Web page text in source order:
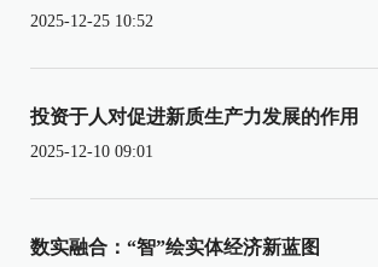
2025-12-25 10:52
投资于人对促进新质生产力发展的作用
2025-12-10 09:01
数实融合：“智”绘实体经济新蓝图